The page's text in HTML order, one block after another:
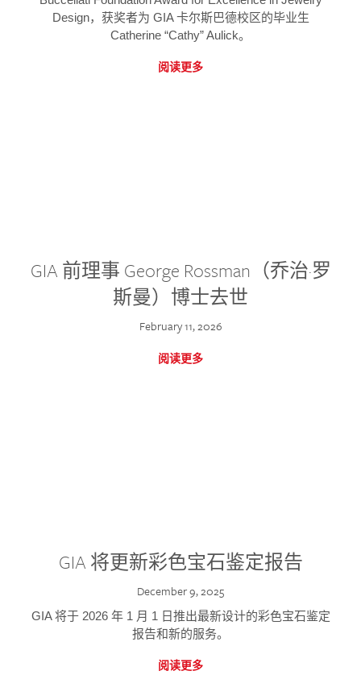
Design，获奖者为 GIA 卡尔斯巴德校区的毕业生
Catherine “Cathy” Aulick。
阅读更多
GIA 前理事 George Rossman（乔治·罗
斯曼）博士去世
February 11, 2026
阅读更多
GIA 将更新彩色宝石鉴定报告
December 9, 2025
GIA 将于 2026 年 1 月 1 日推出最新设计的彩色宝石鉴定
报告和新的服务。
阅读更多